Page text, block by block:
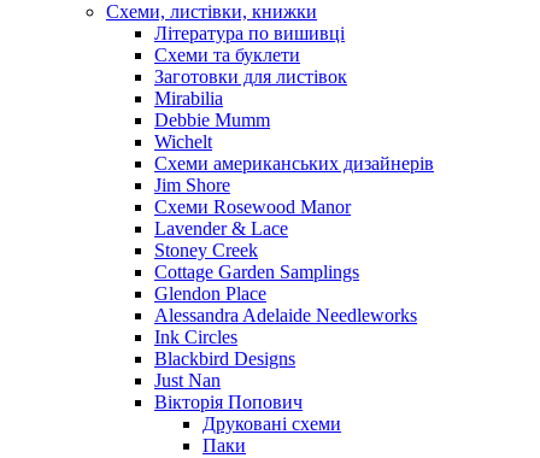
Схеми, листівки, книжки
Література по вишивці
Схеми та буклети
Заготовки для листівок
Mirabilia
Debbie Mumm
Wichelt
Схеми американських дизайнерів
Jim Shore
Cхеми Rosewood Manor
Lavender & Lace
Stoney Creek
Cottage Garden Samplings
Glendon Place
Alessandra Adelaide Needleworks
Ink Circles
Blackbird Designs
Just Nan
Вікторія Попович
Друковані схеми
Паки